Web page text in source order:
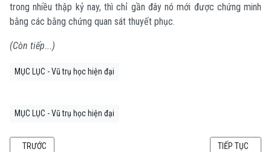
trong nhiều thập kỷ nay, thì chỉ gần đây nó mới được chứng minh
bằng các bằng chứng quan sát thuyết phục.
(Còn tiếp...)
MỤC LỤC - Vũ trụ học hiện đại
MỤC LỤC - Vũ trụ học hiện đại
BÀI VIẾT TRƯỚC: VŨ TRỤ HỌC HIỆN ĐẠI - CHƯƠNG 2: TỔNG QUAN VỀ QUAN
TRƯỚC BÀI VIẾT KẾ
TIẾP TỤC